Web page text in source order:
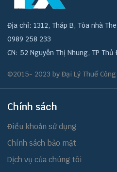
Địa chỉ: 1312, Tháp B, Tòa nhà
0989 258 233
CN: 52 Nguyễn Thị Nhung, TP
©2015- 2023 by Đại Lý Thuế Công
Chính sách
Điều khoản sử dụng
Chính sách bảo mật
Dịch vụ của chúng tôi